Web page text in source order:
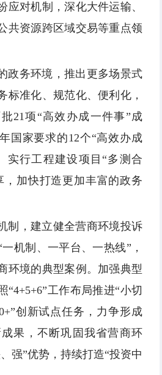
应对机制，深化大件运输、
共资源跨区域交易等重点领
政务环境，推出更多场景式
标准化、规范化、便利化，
21项“高效办成一件事”成
国家要求的12个“高效办成
实行工程建设项目“多测合
，加快打造更加丰富的政务
制，建立健全营商环境投诉
机制、一平台、一热线”，
环境的典型案例。加强典型
“4+5+6”工作布局推进“小切
创新试点任务，力争形成
果，不断巩固我省营商环
强”优势，持续打造“投资中